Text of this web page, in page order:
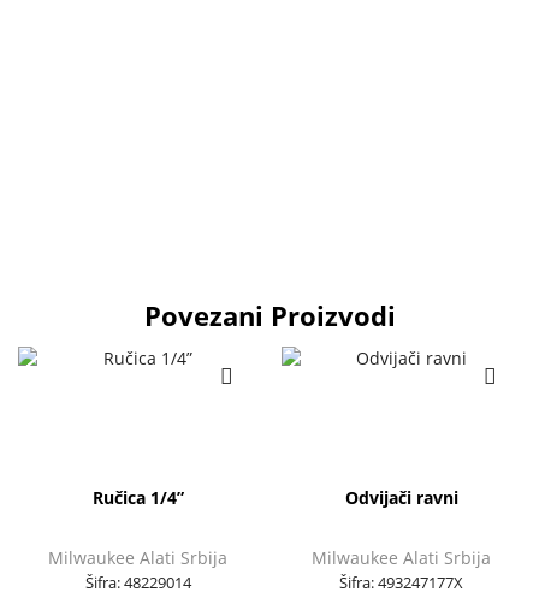
Povezani Proizvodi
Ručica 1/4”
Milwaukee Alati Srbija
Šifra:48229014
Odvijači ravni
Milwaukee Alati Srbija
Šifra:493247177X